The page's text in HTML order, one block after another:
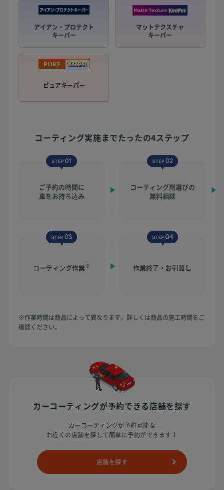
アイアン・プロテクト
キーパー
マットテクスチャ
キーパー
ピュアキーパー
コーティング実施までたったの4ステップ
ご予約の時間に
車をお持ち込み
コーティング剤選びの
無料相談
コーティング作業※ 作業終了・お引渡し
※作業時間は商品によって異なります。詳しくは商品の施工時間をご
確認ください。
カーコーティングが予約できる店舗を探す
カーコーティングが予約可能な
お近くの店舗を探して簡単に予約ができます！
店舗を探す